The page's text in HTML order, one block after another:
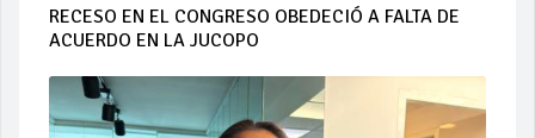
RECESO EN EL CONGRESO OBEDECIÓ A FALTA DE
ACUERDO EN LA JUCOPO